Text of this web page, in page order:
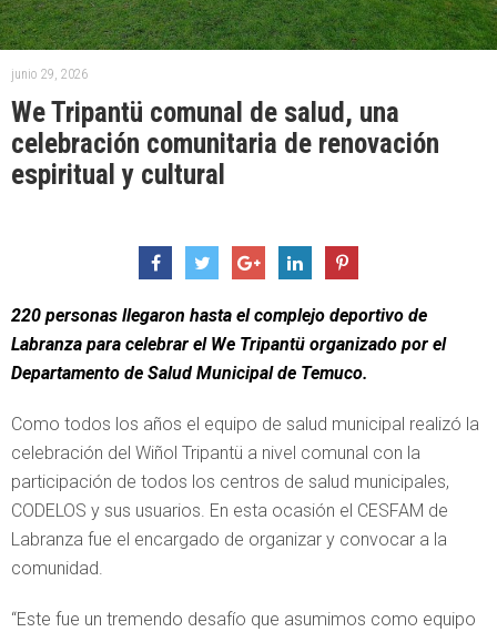
junio 29, 2026
We Tripantü comunal de salud, una
celebración comunitaria de renovación
espiritual y cultural
220 personas llegaron hasta el complejo deportivo de
Labranza para celebrar el We Tripantü organizado por el
Departamento de Salud Municipal de Temuco.
Como todos los años el equipo de salud municipal realizó la
celebración del Wiñol Tripantü a nivel comunal con la
participación de todos los centros de salud municipales,
CODELOS y sus usuarios. En esta ocasión el CESFAM de
Labranza fue el encargado de organizar y convocar a la
comunidad.
“Este fue un tremendo desafío que asumimos como equipo